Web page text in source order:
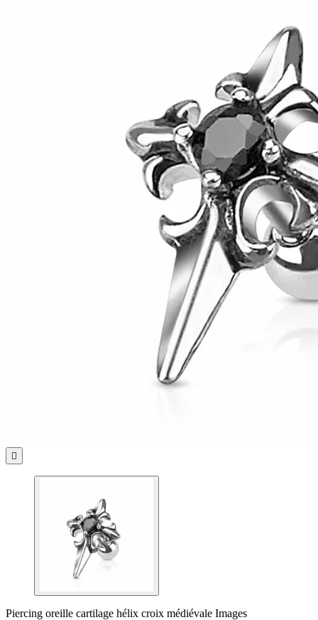

Piercing oreille cartilage hélix croix médiévale Images